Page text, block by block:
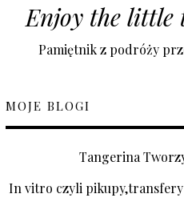
Enjoy the little
Pamiętnik z podróży
MOJE BLOGI
Tangerina
In vitro czyli